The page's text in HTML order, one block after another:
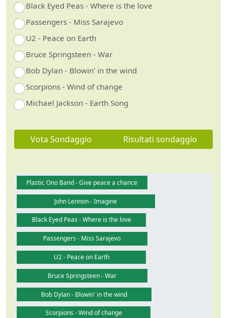
Black Eyed Peas - Where is the love
Passengers - Miss Sarajevo
U2 - Peace on Earth
Bruce Springsteen - War
Bob Dylan - Blowin' in the wind
Scorpions - Wind of change
Michael Jackson - Earth Song
Vota Sondaggio Risultati sondaggio
Plastic Ono Band - Give peace a chance
John Lennon - Imagine
Black Eyed Peas - Where is the love
Passengers - Miss Sarajevo
U2 - Peace on Earth
Bruce Springsteen - War
Bob Dylan - Blowin' in the wind
Scorpions - Wind of change